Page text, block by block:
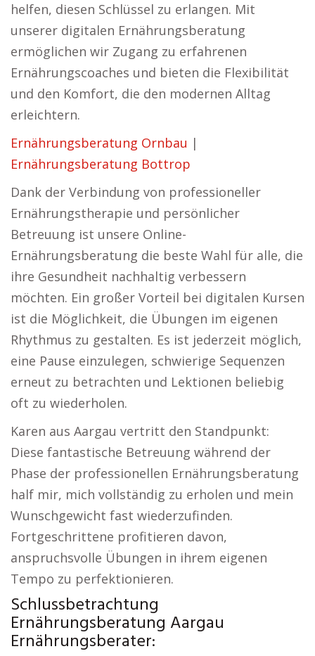
helfen, diesen Schlüssel zu erlangen. Mit
unserer digitalen Ernährungsberatung
ermöglichen wir Zugang zu erfahrenen
Ernährungscoaches und bieten die Flexibilität
und den Komfort, die den modernen Alltag
erleichtern.
Ernährungsberatung Ornbau |
Ernährungsberatung Bottrop
Dank der Verbindung von professioneller
Ernährungstherapie und persönlicher
Betreuung ist unsere Online-
Ernährungsberatung die beste Wahl für alle, die
ihre Gesundheit nachhaltig verbessern
möchten. Ein großer Vorteil bei digitalen Kursen
ist die Möglichkeit, die Übungen im eigenen
Rhythmus zu gestalten. Es ist jederzeit möglich,
eine Pause einzulegen, schwierige Sequenzen
erneut zu betrachten und Lektionen beliebig
oft zu wiederholen.
Karen aus Aargau vertritt den Standpunkt:
Diese fantastische Betreuung während der
Phase der professionellen Ernährungsberatung
half mir, mich vollständig zu erholen und mein
Wunschgewicht fast wiederzufinden.
Fortgeschrittene profitieren davon,
anspruchsvolle Übungen in ihrem eigenen
Tempo zu perfektionieren.
Schlussbetrachtung
Ernährungsberatung Aargau
Ernährungsberater: